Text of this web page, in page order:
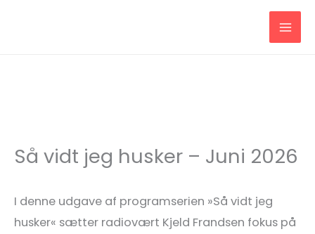
Så vidt jeg husker – Juni 2026
I denne udgave af programserien »Så vidt jeg
husker« sætter radiovært Kjeld Frandsen fokus på